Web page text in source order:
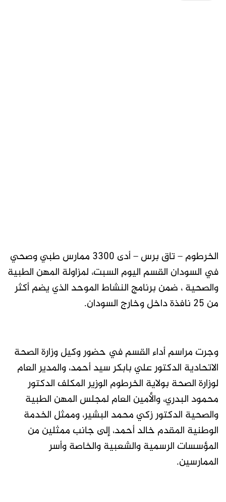
الخرطوم – تاق برس – أدى 3300 ممارس طبي وصحي
في السودان القسم اليوم السبت، لمزاولة المهن الطبية
والصحية ، ضمن برنامج النشاط الموحد الذي يضم أكثر
من 25 نافذة داخل وخارج السودان.
وجرت مراسم أداء القسم في حضور وكيل وزارة الصحة
الاتحادية الدكتور علي بابكر سيد أحمد، والمدير العام
لوزارة الصحة بولاية الخرطوم الوزير المكلف الدكتور
محمود البدري، والأمين العام لمجلس المهن الطبية
والصحية الدكتور زكي محمد البشير، وممثل الخدمة
الوطنية المقدم خالد أحمد، إلى جانب ممثلين من
المؤسسات الرسمية والشعبية والخاصة وأسر
الممارسين.